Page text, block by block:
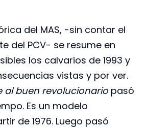
del MAS, -sin contar el
del PCV- se resume en
los calvarios de 1993 y
vistas y por ver.
al buen revolucionariopasó
Es un modelo
de 1976. Luego pasó